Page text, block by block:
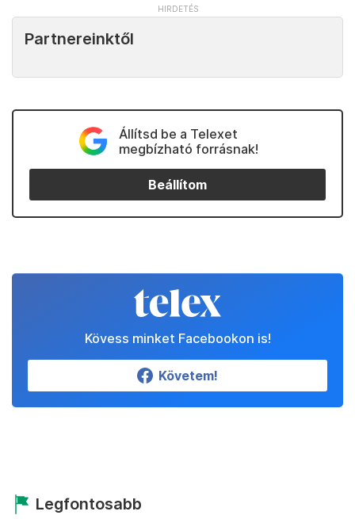
Partnereinktől
Állítsd be a Telexet
megbízható forrásnak!
Beállítom
Kövess minket Facebookon is!
Követem!
Legfontosabb